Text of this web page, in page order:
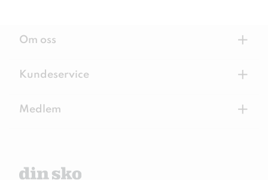
Om oss +
Kundeservice +
Medlem +